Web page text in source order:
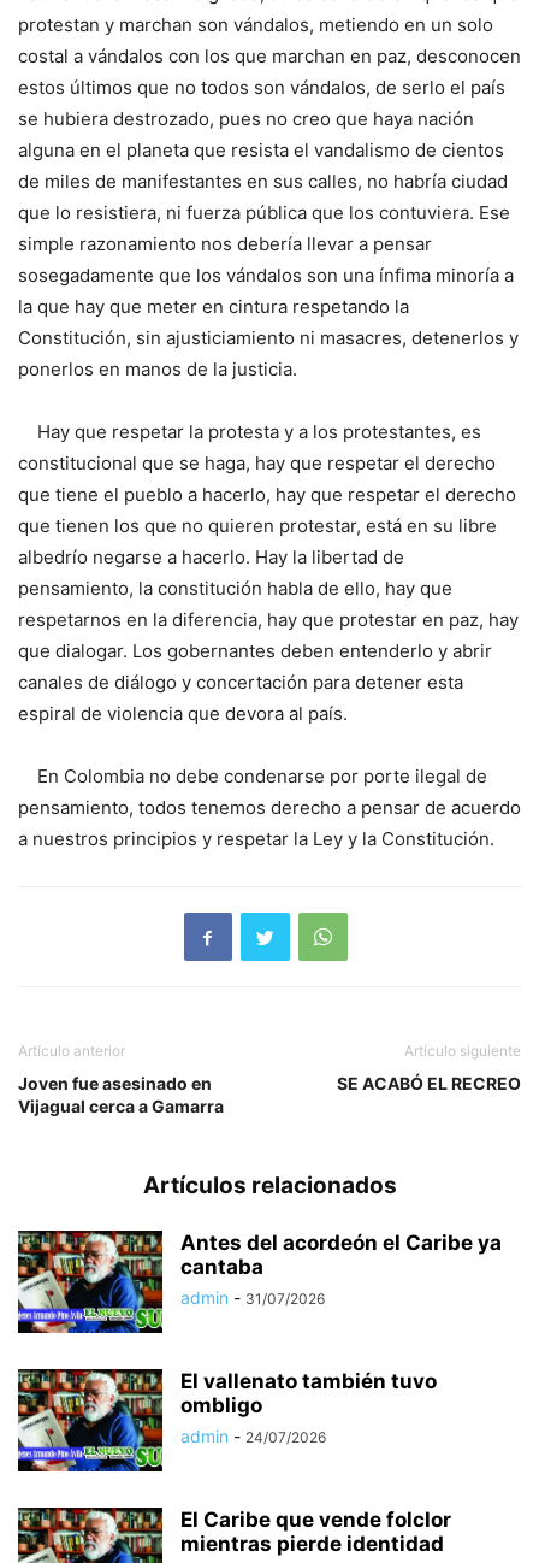
protestan y marchan son vándalos, metiendo en un solo
costal a vándalos con los que marchan en paz, desconocen
estos últimos que no todos son vándalos, de serlo el país
se hubiera destrozado, pues no creo que haya nación
alguna en el planeta que resista el vandalismo de cientos
de miles de manifestantes en sus calles, no habría ciudad
que lo resistiera, ni fuerza pública que los contuviera. Ese
simple razonamiento nos debería llevar a pensar
sosegadamente que los vándalos son una ínfima minoría a
la que hay que meter en cintura respetando la
Constitución, sin ajusticiamiento ni masacres, detenerlos y
ponerlos en manos de la justicia.
Hay que respetar la protesta y a los protestantes, es
constitucional que se haga, hay que respetar el derecho
que tiene el pueblo a hacerlo, hay que respetar el derecho
que tienen los que no quieren protestar, está en su libre
albedrío negarse a hacerlo. Hay la libertad de
pensamiento, la constitución habla de ello, hay que
respetarnos en la diferencia, hay que protestar en paz, hay
que dialogar. Los gobernantes deben entenderlo y abrir
canales de diálogo y concertación para detener esta
espiral de violencia que devora al país.
En Colombia no debe condenarse por porte ilegal de
pensamiento, todos tenemos derecho a pensar de acuerdo
a nuestros principios y respetar la Ley y la Constitución.
Artículo anterior
Joven fue asesinado en
Vijagual cerca a Gamarra
Artículo siguiente
SE ACABÓ EL RECREO
Artículos relacionados
Antes del acordeón el Caribe ya
cantaba
admin - 31/07/2026
El vallenato también tuvo
ombligo
admin - 24/07/2026
El Caribe que vende folclor
mientras pierde identidad